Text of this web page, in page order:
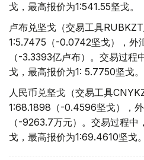
戈，最高报价为1:541.55坚戈。
卢布兑坚戈（交易工具
1:5.7475（-0.0742坚戈），外
（-3.3393亿卢布）。交易过程
戈，最高报价为1: 5.7750坚戈。
人民币兑坚戈（交易工具
1:68.1898（-0.4596坚戈），
（-9263.7万元）。交易过程中
戈，最高报价为1:69.4610坚戈。